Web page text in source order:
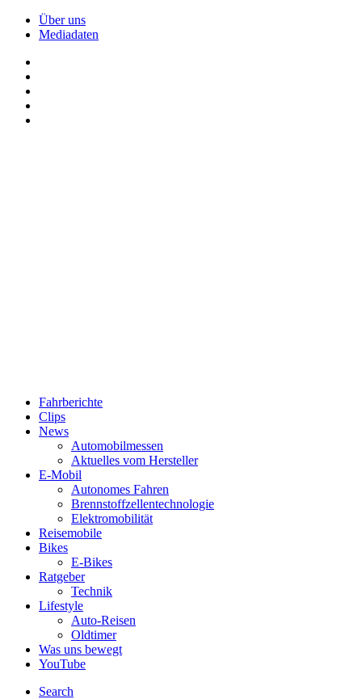
Über uns
Mediadaten
Fahrberichte
Clips
News
Automobilmessen
Aktuelles vom Hersteller
E-Mobil
Autonomes Fahren
Brennstoffzellentechnologie
Elektromobilität
Reisemobile
Bikes
E-Bikes
Ratgeber
Technik
Lifestyle
Auto-Reisen
Oldtimer
Was uns bewegt
YouTube
Search